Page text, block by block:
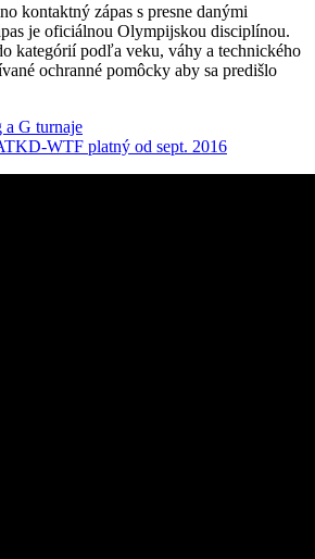
kontaktný zápas s presne danými
je oficiálnou Olympijskou disciplínou.
kategórií podľa veku, váhy a technického
ochranné pomôcky aby sa predišlo
a G turnaje
WTF platný od sept. 2016